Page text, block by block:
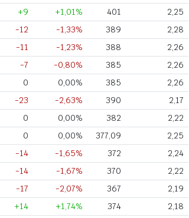
+9 +1,01% 401
2,25
-12 -1,33% 389
2,28
-11 -1,23% 388
2,26
-7 -0,80% 385
2,26
0 0,00% 385
2,26
-23 -2,63% 390
2,17
0 0,00% 382
2,22
0 0,00% 377,09
2,25
-14 -1,65% 372
2,24
-14 -1,67% 370
2,22
-17 -2,07% 367
2,19
+14 +1,74% 374
2,18